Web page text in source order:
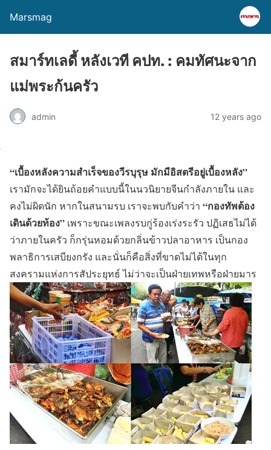
Marsmag
สมาร์ทเลดี้ หลังเวที คปท. : คมทัศนะจาก
แม่พระก้นครัว
admin 12 years ago
“เบื้องหลังความสำเร็จของวีรบุรุษ มักมีอิสตรีอยู่เบื้องหลัง”
เรามักจะได้ยินถ้อยคำแบบนี้ในนวนิยายจีนกำลังภายใน และ
คงไม่ผิดนัก หากในสนามรบ เราจะพบกับคำว่า “กองทัพต้อง
เดินด้วยท้อง” เพราะขณะเพลงรบกู่ร้องเร่งระรัว ปฏิเสธไม่ได้
ว่าภายในครัว ก็กรุ่นหอมด้วยกลิ่นข้าวปลาอาหาร เป็นกอง
พลาธิการเสบียงกรัง และนั่นก็คือสิ่งที่ขาดไม่ได้ในทุก
สงครามแห่งการสัประยุทธ์ ไม่ว่าจะเป็นฝ่ายเทพหรือฝ่ายมาร